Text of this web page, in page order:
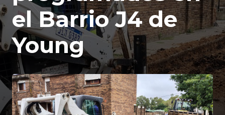
el Barrio J4 de
Young